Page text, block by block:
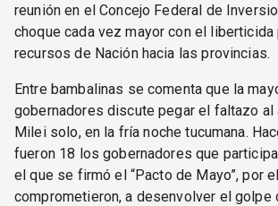
reunión en el Concejo Federal de
choque cada vez mayor con el
recursos de Nación hacia las provincias.
Entre bambalinas se comenta que la
gobernadores discute pegar el faltazo al
Milei solo, en la fría noche tucumana.
fueron 18 los gobernadores que
el que se firmó el “Pacto de Mayo”, por
comprometieron, a desenvolver el golpe